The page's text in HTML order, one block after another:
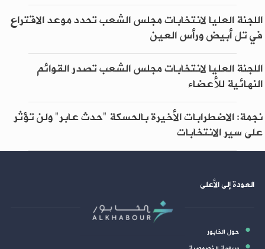
اللجنة العليا لانتخابات مجلس الشعب تحدد موعد الاقتراع
في تل أبيض ورأس العين
اللجنة العليا لانتخابات مجلس الشعب تصدر القوائم
النهائية للأعضاء
نجمة: الاضطرابات الأخيرة بالحسكة "حدث عابر" ولن تؤثر
على سير الانتخابات
العودة إلى الأعلى
حول الخابور